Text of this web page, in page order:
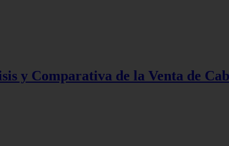
y Comparativa de la Venta de